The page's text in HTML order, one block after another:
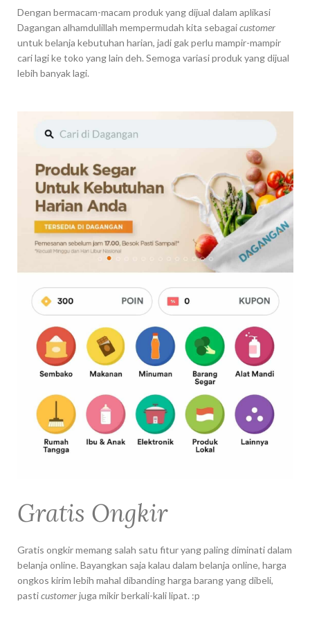
Dengan bermacam-macam produk yang dijual dalam aplikasi
Dagangan alhamdulillah mempermudah kita sebagaicustomer
untuk belanja kebutuhan harian, jadi gak perlu mampir-mampir
cari lagi ke toko yang lain deh. Semoga variasi produk yang dijual
lebih banyak lagi.
Gratis Ongkir
Gratis ongkir memang salah satu fitur yang paling diminati dalam
belanja online. Bayangkan saja kalau dalam belanja online, harga
ongkos kirim lebih mahal dibanding harga barang yang dibeli,
pasticustomerjuga mikir berkali-kali lipat. :p